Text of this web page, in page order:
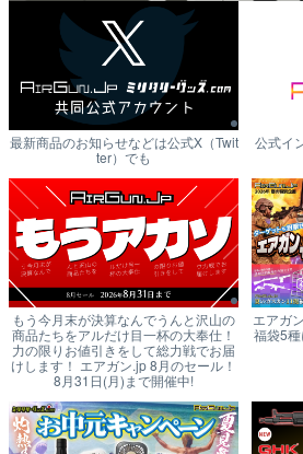
最新商品のお知らせなどは公式X（Twit
ter）でも
公式イ
もう今月末が決算なんでうんと沢山の
商品たちをアルだけ目一杯の大奉仕！
力の限りお値引きをして総力戦でお届
けします！ エアガン.jp 8月のセール！
8月31日(月)まで開催中!
エアガ
福袋5